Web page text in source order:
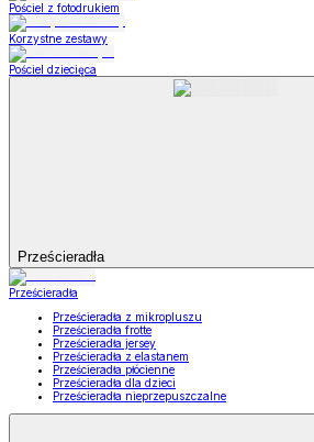
Pościel z fotodrukiem
Korzystne zestawy
Pościel dziecięca
Prześcieradła
Prześcieradła
Prześcieradła z mikropluszu
Prześcieradła frotte
Prześcieradła jersey
Prześcieradła z elastanem
Prześcieradła płócienne
Prześcieradła dla dzieci
Prześcieradła nieprzepuszczalne